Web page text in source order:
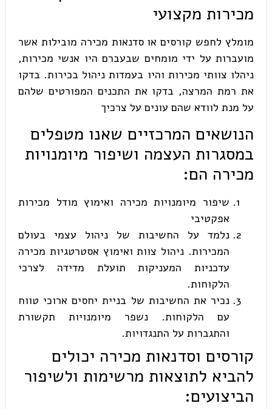
מכירות מקצועי
מומלץ לחפש קורסים או סדנאות מכירה מובילות אשר
מועברות על ידי מומחים שבעברם היו אנשי מכירות,
ניהלו צוותי מכירות והיו בעמדות ניהול בכירות. בדקו
את רמת המרצה, בדקו את התכנים המפורטים שלהם
על מנת לוודא שהם עונים על צרכיך
הנושאים המרכזיים שאנו מטפלים
במסגרות העצמה ושיפור מיומנויות
מכירה הם:
שיפור מיומנויות מכירה ואימוץ מודל מכירות
אפקטיבי
נלמד על החשיבות של ניהול עצמי בעולם
המכירות. ניהול צוות ואימוץ אסטרטגיות מכירה
עדכניות המעניקות תועלת מדידה לצרכי
הלקוחות.
נכיר את החשיבות של בניית יחסים ארוכי טווח
עם הלקוחות. נשפר מיומנויות תקשורת
והתגברות על התנגדויות.
קורסים וסדנאות מכירה יכולים
להביא לתוצאות מרשימות ולשיפור
הביצועים: